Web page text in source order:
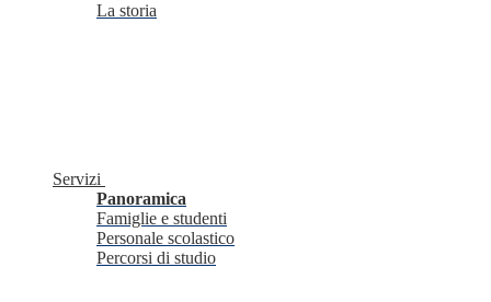
La storia
Servizi
Panoramica
Famiglie e studenti
Personale scolastico
Percorsi di studio